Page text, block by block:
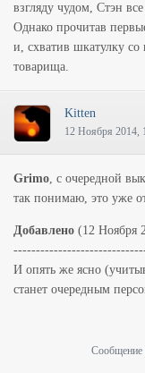
взгляду чудом, Стэн
Однако прочитав
и, схватив шкатулку
товарища.
Kitten
12 Ноября 2014,
Grimo, с очередной
так понимаю, это уже
Добавлено (12 Ноября
И опять же ясно
станет очередным
Сообщение